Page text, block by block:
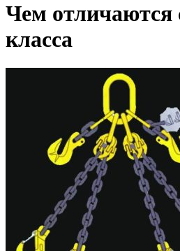
Чем отличаются
класса